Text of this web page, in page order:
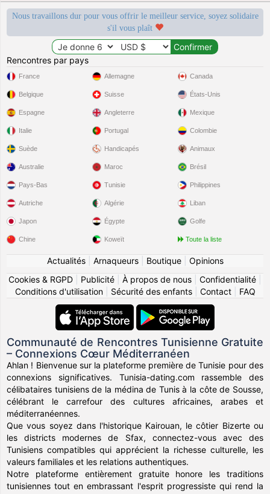
Nous travaillons dur pour vous offrir le meilleur service, soyez solidaire
s'il vous plaît
Rencontres par pays
France
Belgique
Espagne
Italie
Suède
Allemagne
Suisse
Angleterre
Portugal
Handicapés
Canada
États-Unis
Mexique
Colombie
Animaux
Australie
Pays-Bas
Autriche
Japon
Chine
Maroc
Tunisie
Algérie
Égypte
Koweït
Brésil
Philippines
Liban
Golfe
Toute la liste
Actualités| Arnaqueurs| Boutique| Opinions
Cookies & RGPD
Publicité À propos de nous Confidentialité
Conditions d'utilisation| Sécurité des enfants| Contact| FAQ
Communauté de Rencontres Tunisienne Gratuite
– Connexions Cœur Méditerranéen
Ahlan ! Bienvenue sur la plateforme première de Tunisie pour des
connexions significatives. Tunisia-dating.com rassemble des
célibataires tunisiens de la médina de Tunis à la côte de Sousse,
célébrant le carrefour des cultures africaines, arabes et
méditerranéennes.
Que vous soyez dans l'historique Kairouan, le côtier Bizerte ou
les districts modernes de Sfax, connectez-vous avec des
Tunisiens compatibles qui apprécient la richesse culturelle, les
valeurs familiales et les relations authentiques.
Notre plateforme entièrement gratuite honore les traditions
tunisiennes tout en embrassant l'esprit progressiste qui rend la